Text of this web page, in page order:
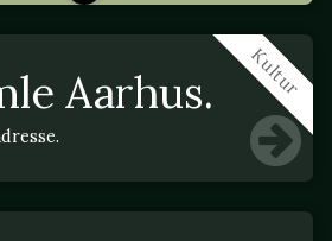
Kultur
Aarhus.